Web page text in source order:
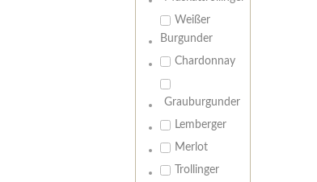
Weißer
Burgunder
Chardonnay
Grauburgunder
Lemberger
Merlot
Trollinger